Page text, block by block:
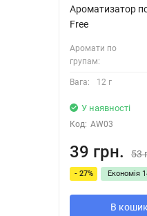
Ароматизатор
Free
Аромати по
групам:
Вага: 12 г
У наявності
Код: AW03
39 грн. 53
- 27% Економія
В кошик